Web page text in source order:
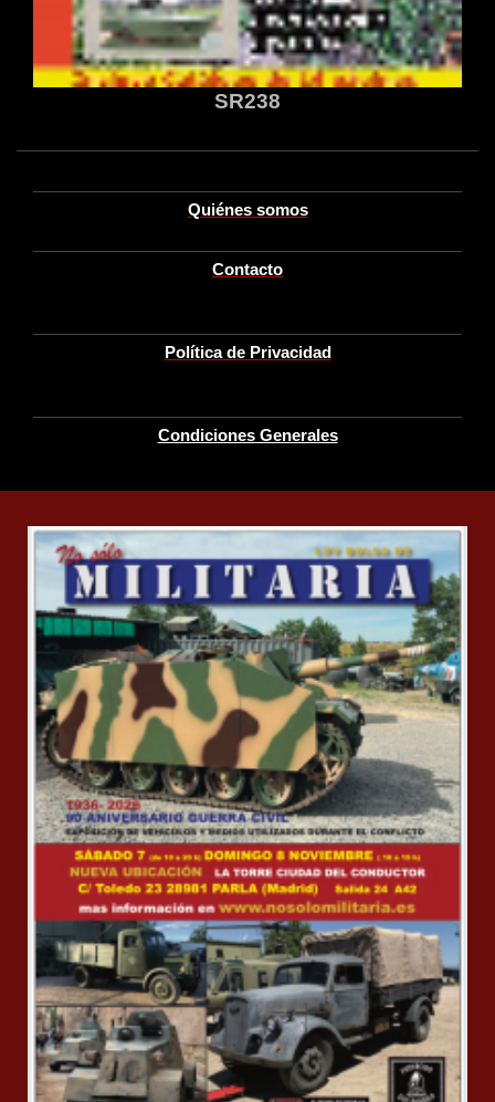
SR238
Quiénes somos
Contacto
Política de Privacidad
Condiciones Generales